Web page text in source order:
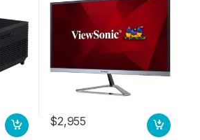
DE ASPECTO 16:9
$2,955